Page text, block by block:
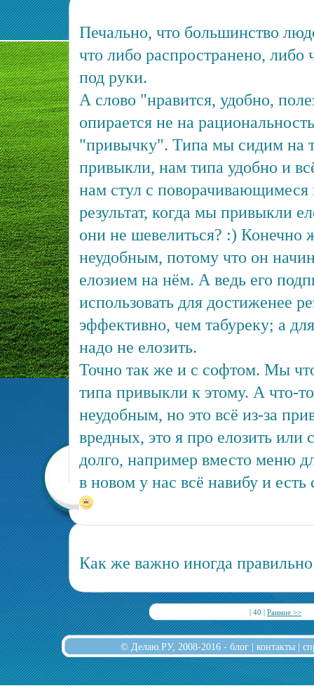
Печально, что большинство
что либо распространено, либо
под руки.
А слово "нравится, удобно,
опирается не на
"привычку". Типа мы сидим на
привыкли, нам типа удобно и
нам стул с поворачивающимеся
результат, когда мы привыкли
они не шевелиться? :) Конечно
неудобным, потому что он
елозием на нём. А ведь его
использовать для достиженее
эффективно, чем табуреку; а
надо не елозить.
Точно так же и с софтом. Мы
типа привыкли к этому. А что-
неудобным, но это всё из-за
вредных, это я про елозить или
долго, например вместо меню
в новом у нас всё навибу и
Как же важно иногда правильно
| 40 | Ранние >>
© Делаю.РУ, 2008-2016 - блог | контакты |